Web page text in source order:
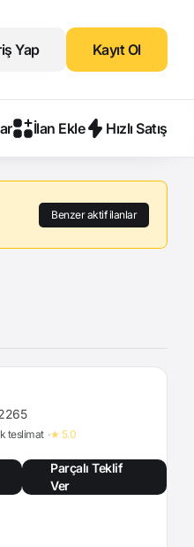
Yap Kayıt Ol
İlan Ekle Hızlı Satış
Benzer aktif ilanlar
teslimat ★ 5.0
Parçalı Teklif
Ver